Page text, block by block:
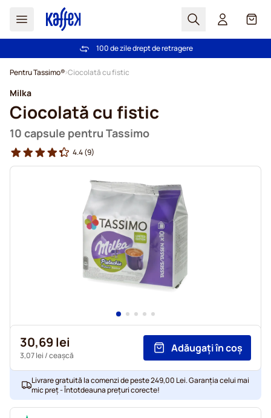
Cautare Coș
Livrare gratuită la comenzi de peste 249,00 Lei
100 de zile drept de retragere
Pentru Tassimo® Ciocolată cu fistic
Milka
Ciocolată cu fistic
10 capsule pentru Tassimo
4.4(9)
30,69 lei
3,07 lei / ceașcă
Adăugați în coș
Livrare gratuită la comenzi de peste 249,00 Lei. Garanția celui mai
mic preț - Întotdeauna prețuri corecte!